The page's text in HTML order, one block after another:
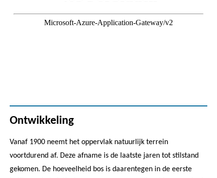
Ontwikkeling
Vanaf 1900 neemt het oppervlak natuurlijk terrein
voortdurend af. Deze afname is de laatste jaren tot stilstand
gekomen. De hoeveelheid bos is daarentegen in de eerste